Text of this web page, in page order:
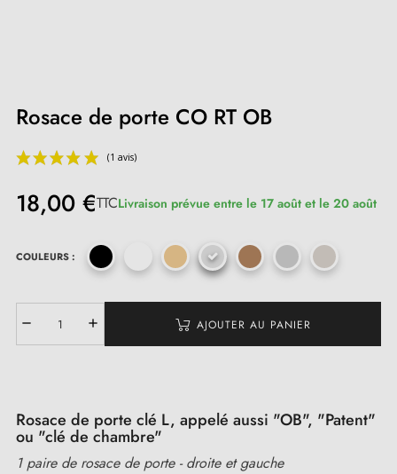
Rosace de porte CO RT OB
18,00 €TTCLivraison prévue entre le 17 août et le 20 août
COULEURS :
AJOUTER AU PANIER
Rosace de porte clé L, appelé aussi "OB", "Patent"
ou "clé de chambre"
1 paire de rosace de porte - droite et gauche